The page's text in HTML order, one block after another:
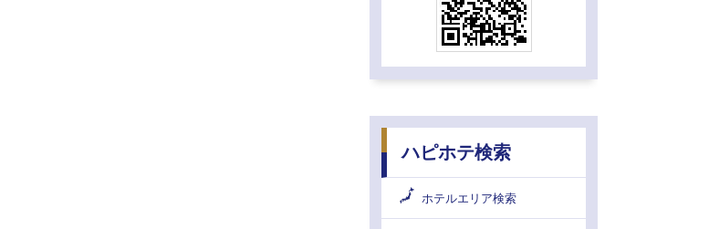
ハピホテ検索
ホテルエリア検索